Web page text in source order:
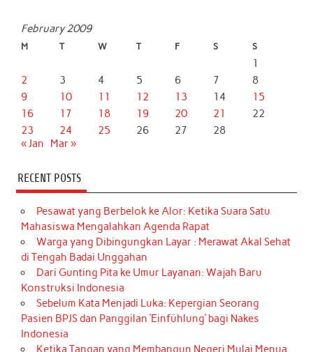
February 2009
M T W T F S S
1
2
3 4 5 6 7
8
9
10 11 12 13 14
15
16
17 18 19 20 21
22
23
24 25 26 27
28
« Jan
Mar »
RECENT POSTS
Pesawat yang Berbelok ke Alor: Ketika Suara Satu
Mahasiswa Mengalahkan Agenda Rapat
Warga yang Dibingungkan Layar : Merawat Akal Sehat
di Tengah Badai Unggahan
Dari Gunting Pita ke Umur Layanan: Wajah Baru
Konstruksi Indonesia
Sebelum Kata Menjadi Luka: Kepergian Seorang
Pasien BPJS dan Panggilan ‘Einfühlung’ bagi Nakes
Indonesia
Ketika Tangan yang Membangun Negeri Mulai Menua